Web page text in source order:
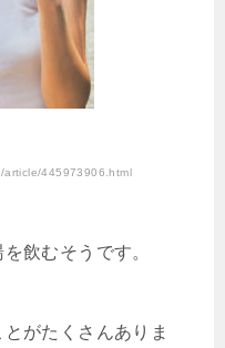
article/445973906.html
飲むそうです。
がたくさんありま